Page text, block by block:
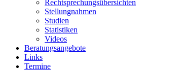
Rechtsprechungsübersichten
Stellungnahmen
Studien
Statistiken
Videos
Beratungsangebote
Links
Termine